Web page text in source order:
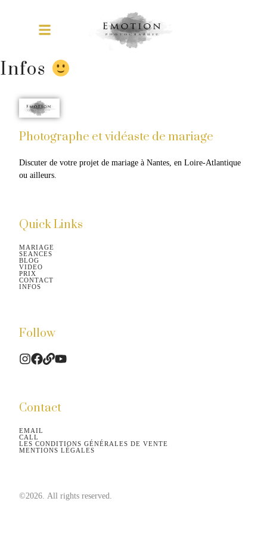
Infos
Photographe et vidéaste de mariage
Discuter de votre projet de mariage à Nantes, en Loire-Atlantique
ou ailleurs.​
Quick Links
MARIAGE
SEANCES
BLOG
VIDEO
PRIX
CONTACT
INFOS
Follow
Contact
EMAIL
CALL
LES CONDITIONS GÉNÉRALES DE VENTE
MENTIONS LÉGALES
©2026. All rights reserved.